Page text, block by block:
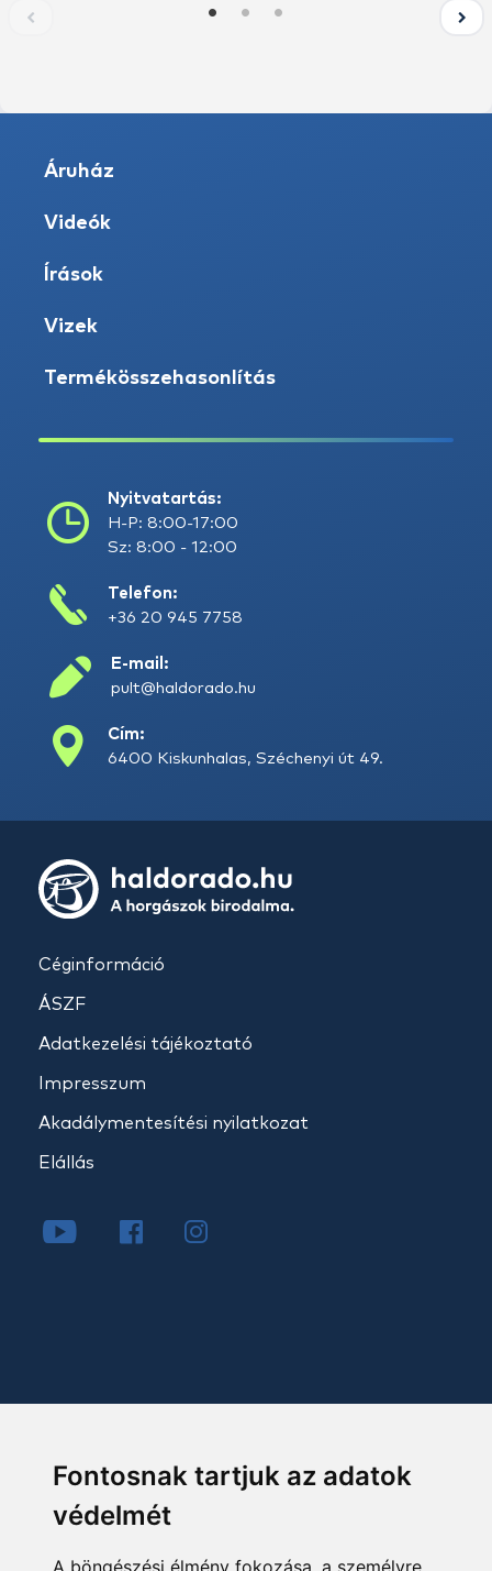
Fontosnak tartjuk az adatok
védelmét
A böngészési élmény fokozása, a személyre
Áruház
Videók
Írások
Vizek
Termékösszehasonlítás
Nyitvatartás:
H-P: 8:00-17:00
Sz: 8:00 - 12:00
Telefon:
+36 20 945 7758
E-mail:
pult@haldorado.hu
Cím:
6400 Kiskunhalas, Széchenyi út 49.
Céginformáció
ÁSZF
Adatkezelési tájékoztató
Impresszum
Akadálymentesítési nyilatkozat
Elállás